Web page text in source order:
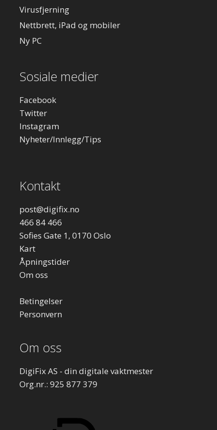
Virusfjerning
Nettbrett, iPad og mobiler
Ny PC
Sosiale medier
Facebook
Twitter
Instagram
Nyheter/Innlegg/Tips
Kontakt
post@digifix.no
466 84 466
Sofies Gate 1, 0170 Oslo
Kart
Åpningstider
Om oss
Betingelser
Personvern
Om oss
DigiFix AS - din digitale vaktmester
Org.nr.: 925 877 379